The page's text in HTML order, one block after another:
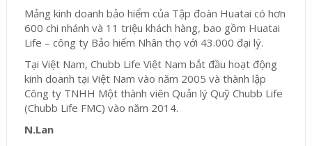
Mảng kinh doanh bảo hiểm của Tập đoàn Huatai có hơn
600 chi nhánh và 11 triệu khách hàng, bao gồm Huatai
Life – công ty Bảo hiểm Nhân thọ với 43.000 đại lý.
Tại Việt Nam, Chubb Life Việt Nam bắt đầu hoạt động
kinh doanh tại Việt Nam vào năm 2005 và thành lập
Công ty TNHH Một thành viên Quản lý Quỹ Chubb Life
(Chubb Life FMC) vào năm 2014.
N.Lan